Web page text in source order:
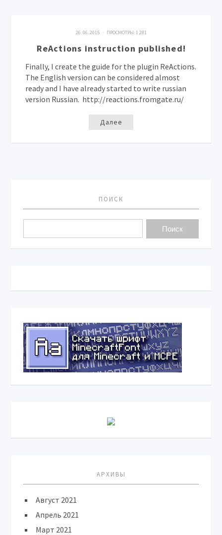
26. 06. 2015 · ПРОСМОТРЫ: 1 281
ReActions instruction published!
Finally, I create the guide for the plugin ReActions.
The English version can be considered almost
ready and I have already started to write russian
version Russian. http://reactions.fromgate.ru/
Далее
ПОИСК
АРХИВЫ
Август 2021
Апрель 2021
Март 2021